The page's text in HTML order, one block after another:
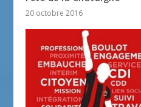
20 octobre 2016